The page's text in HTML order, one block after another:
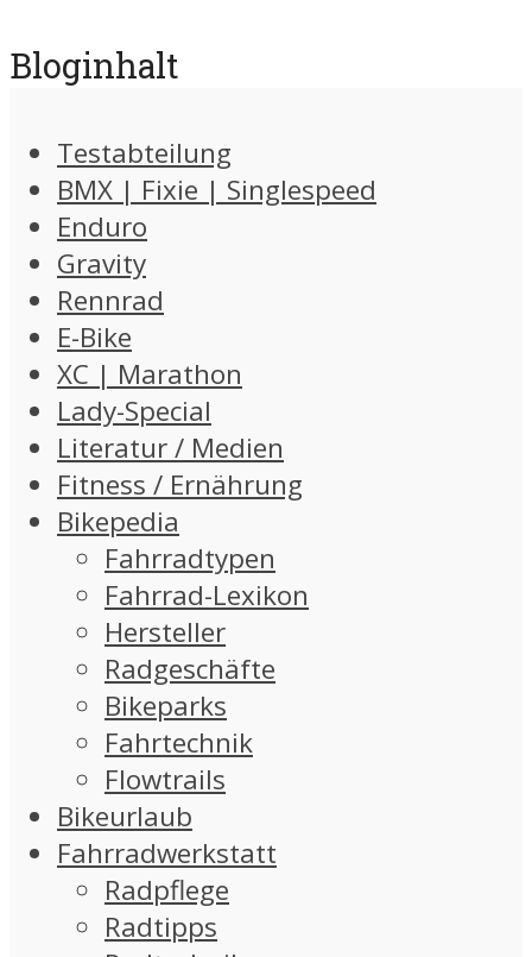
Bloginhalt
Testabteilung
BMX | Fixie | Singlespeed
Enduro
Gravity
Rennrad
E-Bike
XC | Marathon
Lady-Special
Literatur / Medien
Fitness / Ernährung
Bikepedia
Fahrradtypen
Fahrrad-Lexikon
Hersteller
Radgeschäfte
Bikeparks
Fahrtechnik
Flowtrails
Bikeurlaub
Fahrradwerkstatt
Radpflege
Radtipps